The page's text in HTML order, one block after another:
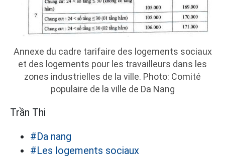
Annexe du cadre tarifaire des logements sociaux
et des logements pour les travailleurs dans les
zones industrielles de la ville. Photo: Comité
populaire de la ville de Da Nang
Trần Thi
#Da nang
#Les logements sociaux